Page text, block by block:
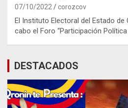
07/10/2022 corozcov
El Instituto Electoral del Estado de
cabo el Foro “Participación
DESTACADOS